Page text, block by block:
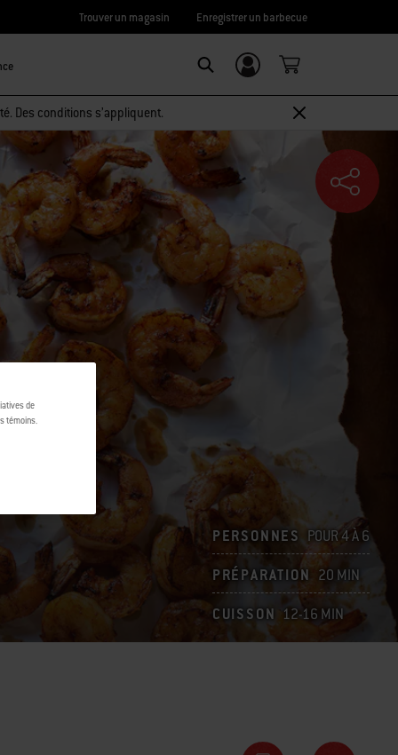
Trouver un magasin Enregistrer un barbecue
Connexion/
Inscription
Des conditions s’appliquent.
PERSONNES POUR 4 À 6
PRÉPARATION 20 MIN
CUISSON 12-16 MIN
de
témoins.